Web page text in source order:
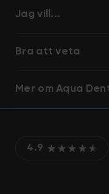
Jag vill...
Bra att veta
Mer om Aqua
4.9